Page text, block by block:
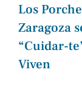
Los
Zaragoza
“Cuidar-
Viven